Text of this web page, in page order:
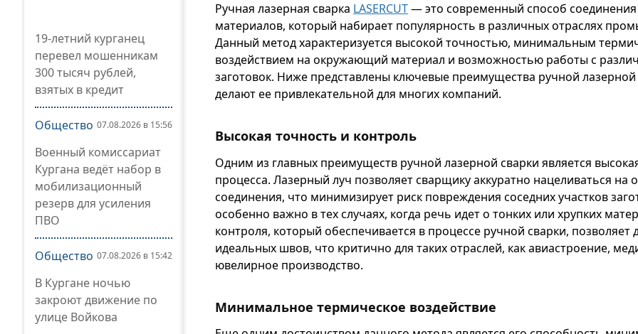
19-летний курганец
перевел мошенникам
300 тысяч рублей,
взятых в кредит
Общество 07.08.2026 в 15:56
Военный комиссариат
Кургана ведёт набор в
мобилизационный
резерв для усиления
ПВО
Общество 07.08.2026 в 15:42
В Кургане ночью
закроют движение по
улице Войкова
Ручная лазерная сварка LASERCUT— это современный способ
материалов, который набирает популярность в различных отраслях
Данный метод характеризуется высокой точностью, минимальным
воздействием на окружающий материал и возможностью работы с
заготовок. Ниже представлены ключевые преимущества ручной
делают ее привлекательной для многих компаний.
Высокая точность и контроль
Одним из главных преимуществ ручной лазерной сварки является
процесса. Лазерный луч позволяет сварщику аккуратно нацеливаться на
соединения, что минимизирует риск повреждения соседних участков
особенно важно в тех случаях, когда речь идет о тонких или хрупких
контроля, который обеспечивается в процессе ручной сварки, позволяет
идеальных швов, что критично для таких отраслей, как авиастроение,
ювелирное производство.
Минимальное термическое воздействие